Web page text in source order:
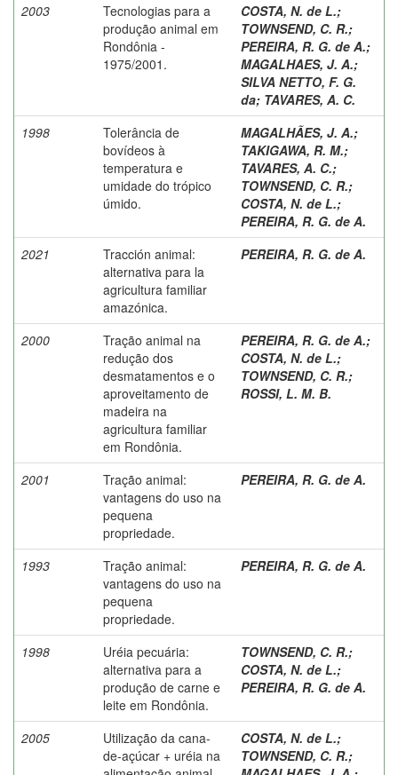
2003
Tecnologias para a
produção animal em
Rondônia -
1975/2001.
COSTA, N. de L.;
TOWNSEND, C. R.;
PEREIRA, R. G. de A.;
MAGALHAES, J. A.;
SILVA NETTO, F. G.
da; TAVARES, A. C.
1998
Tolerância de
bovídeos à
temperatura e
umidade do trópico
úmido.
MAGALHÃES, J. A.;
TAKIGAWA, R. M.;
TAVARES, A. C.;
TOWNSEND, C. R.;
COSTA, N. de L.;
PEREIRA, R. G. de A.
2021
Tracción animal:
alternativa para la
agricultura familiar
amazónica.
PEREIRA, R. G. de A.
2000
Tração animal na
redução dos
desmatamentos e o
aproveitamento de
madeira na
agricultura familiar
em Rondônia.
PEREIRA, R. G. de A.;
COSTA, N. de L.;
TOWNSEND, C. R.;
ROSSI, L. M. B.
2001
Tração animal:
vantagens do uso na
pequena
propriedade.
PEREIRA, R. G. de A.
1993
Tração animal:
vantagens do uso na
pequena
propriedade.
PEREIRA, R. G. de A.
1998
Uréia pecuária:
alternativa para a
produção de carne e
leite em Rondônia.
TOWNSEND, C. R.;
COSTA, N. de L.;
PEREIRA, R. G. de A.
2005
Utilização da cana-
de-açúcar + uréia na
COSTA, N. de L.;
TOWNSEND, C. R.;